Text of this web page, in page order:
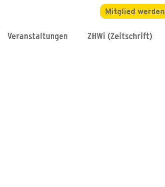
Mitglied werden
Veranstaltungen ZHWi (Zeitschrift)